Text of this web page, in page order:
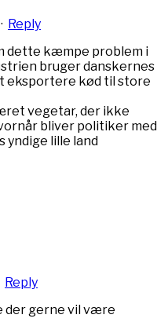
· Reply
dette kæmpe problem i
bruger danskernes
eksportere kød til store
vegetar, der ikke
bliver politiker med
lille land
Reply
der gerne vil være